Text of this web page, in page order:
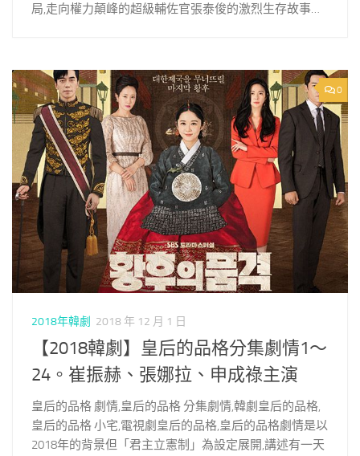
局,走向權力顛峰的超級輔佐官張泰俊的激烈生存故事…
0
2018年韓劇 2018 年 12 月 1 日
【2018韓劇】皇后的品格分集劇情1～
24。崔振赫、張娜拉、申成祿主演
皇后的品格 劇情,皇后的品格 分集劇情,韓劇皇后的品格,
皇后的品格 小宅,電視劇皇后的品格,皇后的品格劇情是以
2018年的背景但「君主立憲制」為設定展開,講述有一天